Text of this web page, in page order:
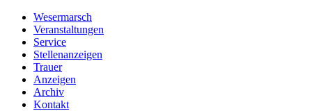
Wesermarsch
Veranstaltungen
Service
Stellenanzeigen
Trauer
Anzeigen
Archiv
Kontakt